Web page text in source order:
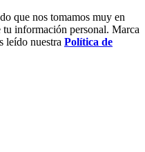
que nos tomamos muy en
información personal. Marca
leído nuestra Política de